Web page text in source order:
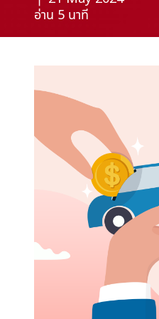
อ่าน 5 นาที